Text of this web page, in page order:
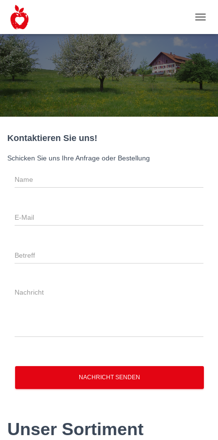
A
I
G
A
T
I
O
N
U
Kontaktieren Sie uns!
Schicken Sie uns Ihre Anfrage oder Bestellung
NACHRICHT SENDEN
Unser Sortiment